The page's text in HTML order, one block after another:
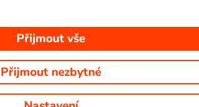
obrázky z pořadů TV stanic, které
Přijmout vše
Přijmout nezbytné